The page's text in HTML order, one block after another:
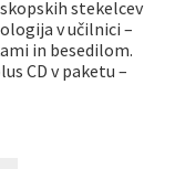
stekelcev
v učilnici –
in besedilom.
CD v paketu –